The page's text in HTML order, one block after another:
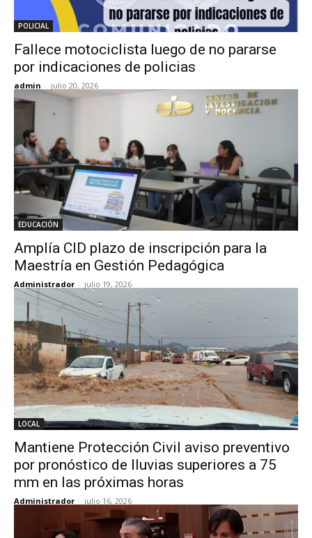
POLICIAL
Fallece motociclista luego de no pararse
por indicaciones de policias
admin - julio 20, 2026
EDUCACIÓN
Amplía CID plazo de inscripción para la
Maestría en Gestión Pedagógica
Administrador - julio 19, 2026
LOCAL
Mantiene Protección Civil aviso preventivo
por pronóstico de lluvias superiores a 75
mm en las próximas horas
Administrador - julio 16, 2026